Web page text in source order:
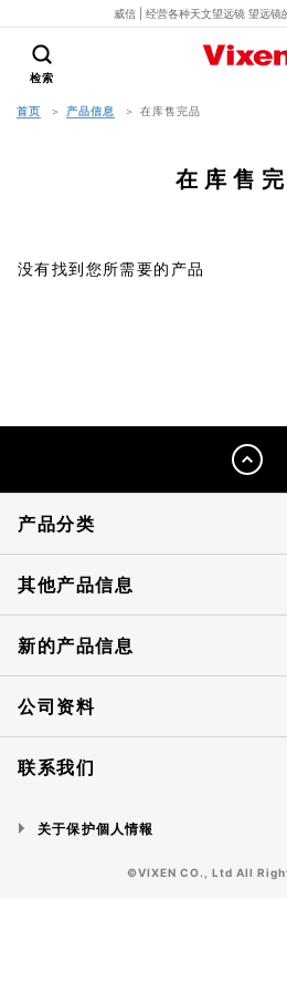
威信 | 经营各种天文望远镜 望远镜
检索
首页 产品信息 在库售完品
在库售
没有找到您所需要的产品
产品分类
其他产品信息
新的产品信息
公司资料
联系我们
关于保护個人情報
©VIXEN CO., Ltd All